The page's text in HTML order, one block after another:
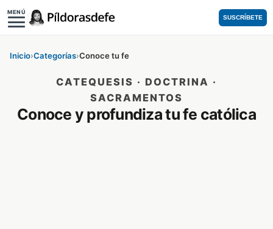
MENÚ
SUSCRÍBETE
Inicio›Categorías›Conoce tu fe
CATEQUESIS · DOCTRINA ·
SACRAMENTOS
Conoce y profundiza tu fe católica